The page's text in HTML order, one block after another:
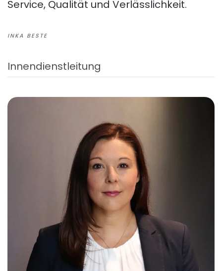
Service, Qualität und Verlässlichkeit.
INKA BESTE
Innendienstleitung